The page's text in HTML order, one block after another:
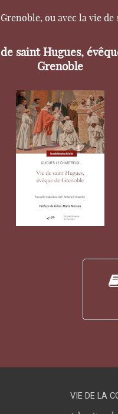
ou avec la vie de
saint Hugues,
Grenoble
VIE DE LA